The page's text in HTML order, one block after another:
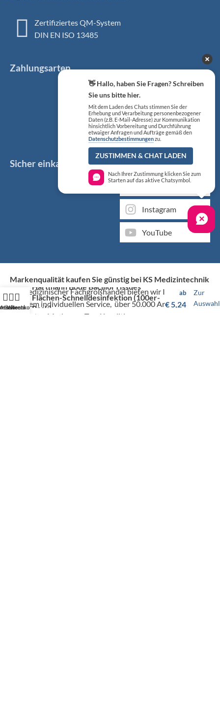
Zertifiziertes QM-System
DIN EN ISO 13485
Zahlungsarten
Sicher einkaufen Social Media
Instagram
YouTube
Markenqualität kaufen Sie günstig bei KS Medizintechnik
Als medizinischer Fachgroßhandel bieten wir Ihnen, neben
unserem individuellen Service, über 50.000 Artikel von
hunderten Marken zu Top-Konditionen.
Konto
Warenkorb
Hartmann Bode Bacillol Tissues
Flächen-Schnelldesinfektion (100er-
Pack)
ab
€5,24
Zur
Auswahl
👋 Hallo, haben Sie Fragen? Schreiben
Sie uns bitte hier.
Mit dem Laden des Chats stimmen Sie der
Erhebung und Verarbeitung personenbezogener
Daten (z.B. E-Mail-Adresse) zur Kommunikation
hinsichtlich Vorbereitung und Durchführung
etwaiger Anfragen und Aufträge gemäß den
Datenschutzbestimmungenzu.
ZUSTIMMEN & CHAT LADEN
Nach Ihrer Zustimmung klicken Sie zum
Starten auf das aktive Chatsymbol.